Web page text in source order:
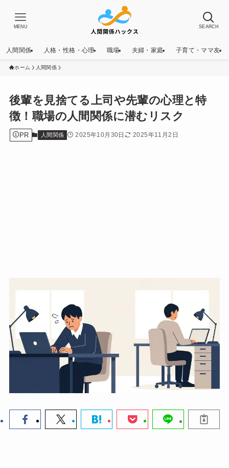
SEARCH
MENU
人間関係 人格・性格・心理 職場 夫婦・家庭 子育て・ママ友
ホーム 人間関係
後輩を見捨てる上司や先輩の心理と特
徴！職場の人間関係に潜むリスク
PR 人間関係 2025年10月30日 2025年11月2日